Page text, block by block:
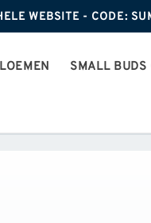
WEBSITE - CODE:
SMALL BUDS